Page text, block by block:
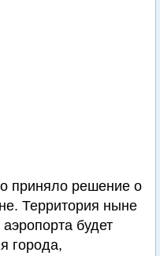
приняло решение о
Территория ныне
будет
города,